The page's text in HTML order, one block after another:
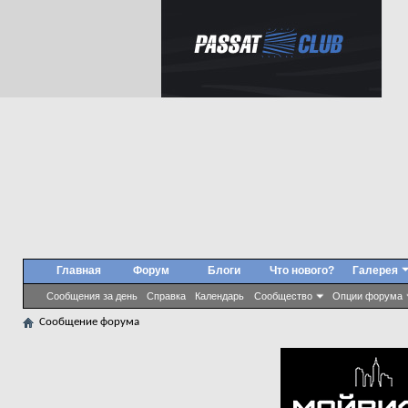
Главная Форум
Сообщения за день Справка Календарь Сообщество Опции форума
Блоги Что нового? Галерея
Сообщение форума